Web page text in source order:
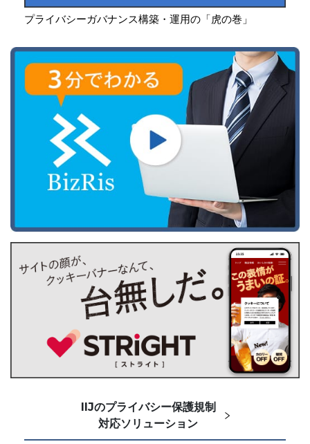
プライバシーガバナンス構築・運用の「虎の巻」
IIJのプライバシー保護規制
対応ソリューション